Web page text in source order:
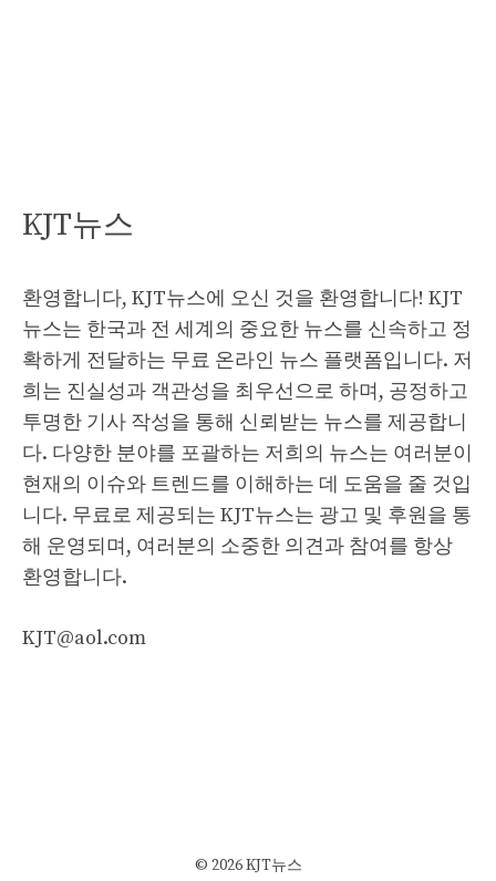
KJT뉴스
환영합니다, KJT뉴스에 오신 것을 환영합니다! KJT
뉴스는 한국과 전 세계의 중요한 뉴스를 신속하고 정
확하게 전달하는 무료 온라인 뉴스 플랫폼입니다. 저
희는 진실성과 객관성을 최우선으로 하며, 공정하고
투명한 기사 작성을 통해 신뢰받는 뉴스를 제공합니
다. 다양한 분야를 포괄하는 저희의 뉴스는 여러분이
현재의 이슈와 트렌드를 이해하는 데 도움을 줄 것입
니다. 무료로 제공되는 KJT뉴스는 광고 및 후원을 통
해 운영되며, 여러분의 소중한 의견과 참여를 항상
환영합니다.
KJT@aol.com
© 2026 KJT뉴스